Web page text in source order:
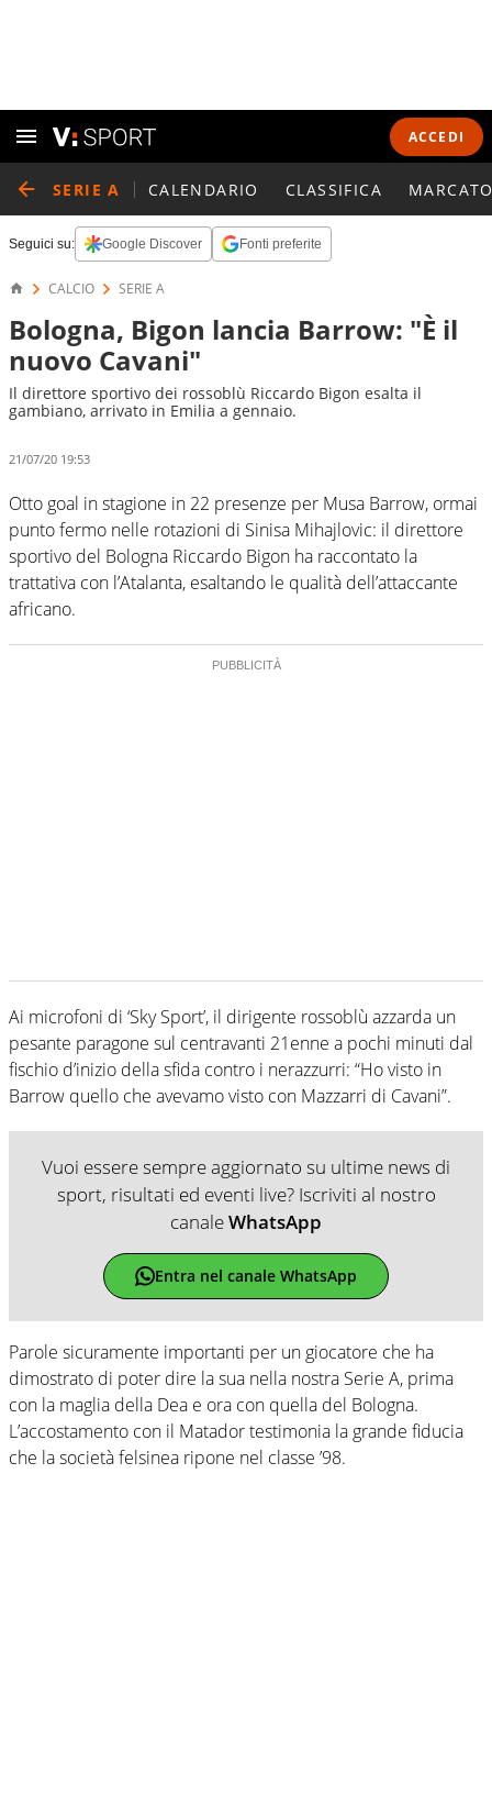
ACCEDI
SERIE A CALENDARIO CLASSIFICA
Seguici su: Google Discover Fonti preferite
CALCIO SERIE A
Bologna, Bigon lancia Barrow: "È il
nuovo Cavani"
Il direttore sportivo dei rossoblù Riccardo Bigon esalta il
gambiano, arrivato in Emilia a gennaio.
21/07/20 19:53
Otto goal in stagione in 22 presenze per Musa Barrow, ormai
punto fermo nelle rotazioni di Sinisa Mihajlovic: il direttore
sportivo del Bologna Riccardo Bigon ha raccontato la
trattativa con l’Atalanta, esaltando le qualità dell’attaccante
africano.
Ai microfoni di ‘Sky Sport’, il dirigente rossoblù azzarda un
pesante paragone sul centravanti 21enne a pochi minuti dal
fischio d’inizio della sfida contro i nerazzurri: “Ho visto in
Barrow quello che avevamo visto con Mazzarri di Cavani”.
Vuoi essere sempre aggiornato su ultime news di
sport, risultati ed eventi live? Iscriviti al nostro
canaleWhatsApp
Entra nel canale WhatsApp
Parole sicuramente importanti per un giocatore che ha
dimostrato di poter dire la sua nella nostra Serie A, prima
con la maglia della Dea e ora con quella del Bologna.
L’accostamento con il Matador testimonia la grande fiducia
che la società felsinea ripone nel classe ’98.